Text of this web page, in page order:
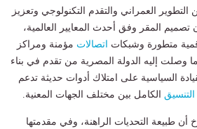
العمراني والتقدم التكنولوجي وتعزيز
تصميم المقر وفق أحدث المعايير العالمية،
متطورة وشبكات اتصالات مؤمنة ومراكز
وصلت إليه الدولة المصرية من تقدم في بناء
السياسية على امتلاك أدوات حديثة تدعم
التنسيق الكامل بين مختلف الجهات المعنية.
طبيعة التحديات الراهنة، وفي مقدمتها